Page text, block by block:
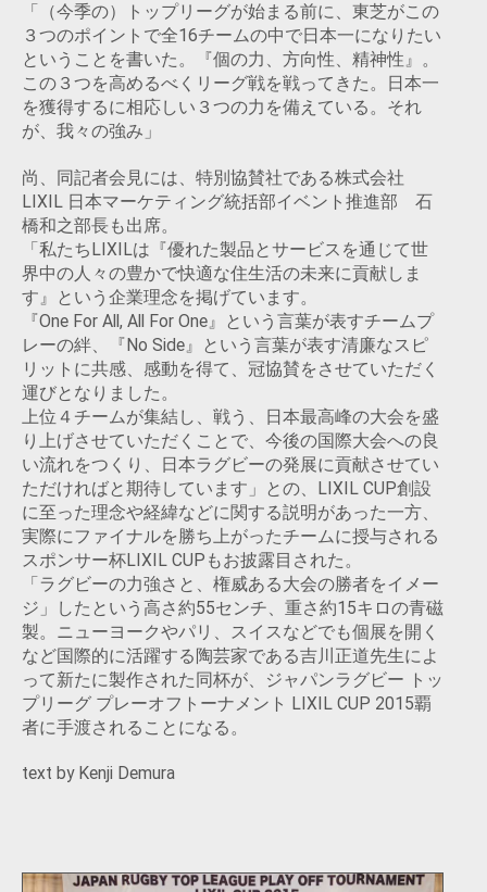
「（今季の）トップリーグが始まる前に、東芝がこの
３つのポイントで全16チームの中で日本一になりたい
ということを書いた。『個の力、方向性、精神性』。
この３つを高めるべくリーグ戦を戦ってきた。日本一
を獲得するに相応しい３つの力を備えている。それ
が、我々の強み」
尚、同記者会見には、特別協賛社である株式会社
LIXIL 日本マーケティング統括部イベント推進部 石
橋和之部長も出席。
「私たちLIXILは『優れた製品とサービスを通じて世
界中の人々の豊かで快適な住生活の未来に貢献しま
す』という企業理念を掲げています。
『One For All, All For One』という言葉が表すチームプ
レーの絆、『No Side』という言葉が表す清廉なスピ
リットに共感、感動を得て、冠協賛をさせていただく
運びとなりました。
上位４チームが集結し、戦う、日本最高峰の大会を盛
り上げさせていただくことで、今後の国際大会への良
い流れをつくり、日本ラグビーの発展に貢献させてい
ただければと期待しています」との、LIXIL CUP創設
に至った理念や経緯などに関する説明があった一方、
実際にファイナルを勝ち上がったチームに授与される
スポンサー杯LIXIL CUPもお披露目された。
「ラグビーの力強さと、権威ある大会の勝者をイメー
ジ」したという高さ約55センチ、重さ約15キロの青磁
製。ニューヨークやパリ、スイスなどでも個展を開く
など国際的に活躍する陶芸家である吉川正道先生によ
って新たに製作された同杯が、ジャパンラグビー トッ
プリーグ プレーオフトーナメント LIXIL CUP 2015覇
者に手渡されることになる。
text by Kenji Demura